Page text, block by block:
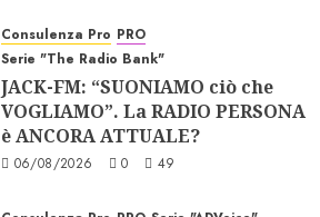
Consulenza Pro PRO
Serie "The Radio Bank"
JACK-FM: “SUONIAMO ciò che
VOGLIAMO”. La RADIO PERSONA
è ANCORA ATTUALE?
06/08/2026 0 49